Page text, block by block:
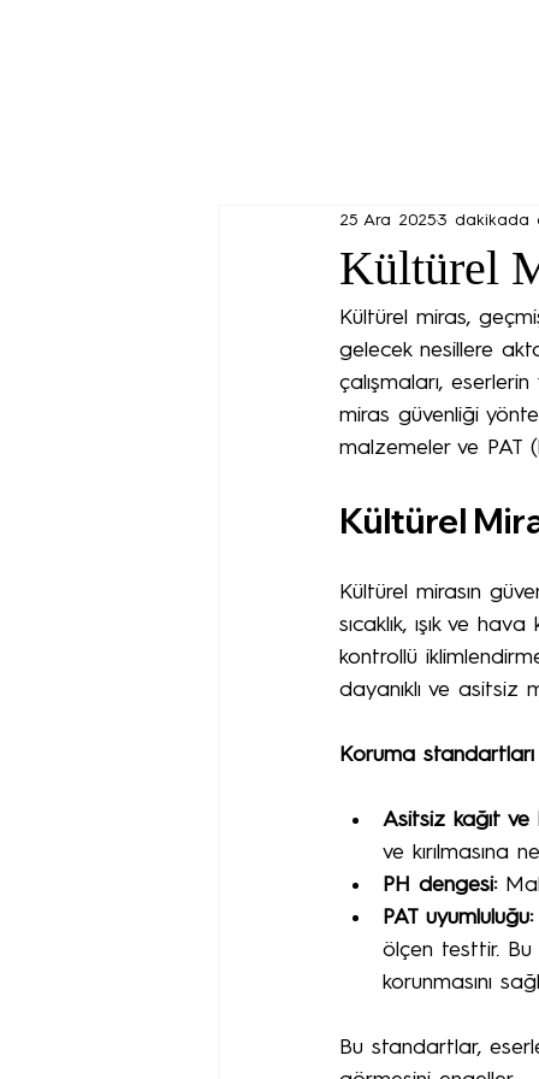
Kültürel
25 Ara 20253 dakikada
Kültürel miras,
gelecek nesillere
çalışmaları,
miras güvenliği
malzemeler ve PAT
Kültürel
Kültürel mirasın
sıcaklık, ışık ve
kontrollü
dayanıklı ve asitsiz
Koruma standartları
Asitsiz kağıt ve
ve kırılmasına
PH dengesi:
PAT uyumluluğu:
ölçen testtir.
korunmasını
Bu standartlar,